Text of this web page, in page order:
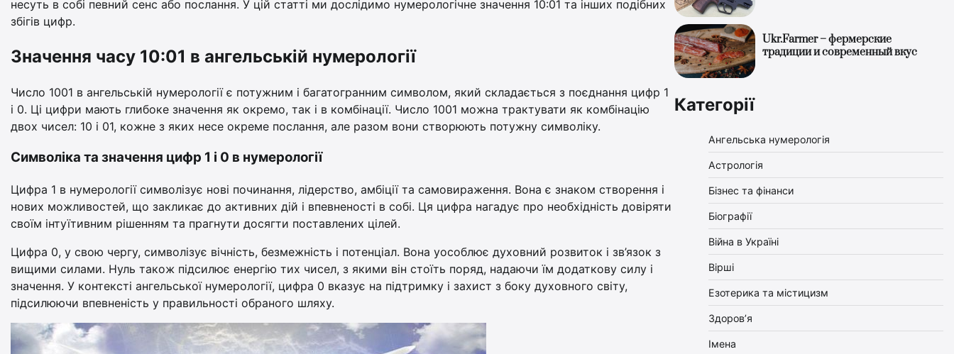
несуть в собі певний сенс або послання. У цій статті ми дослідимо нумерологічне значення 10:01 та інших подібних
збігів цифр.
Значення часу 10:01 в ангельській нумерології
Число 1001 в ангельській нумерології є потужним і багатогранним символом, який складається з поєднання цифр 1
і 0. Ці цифри мають глибоке значення як окремо, так і в комбінації. Число 1001 можна трактувати як комбінацію
двох чисел: 10 і 01, кожне з яких несе окреме послання, але разом вони створюють потужну символіку.
Символіка та значення цифр 1 і 0 в нумерології
Цифра 1 в нумерології символізує нові починання, лідерство, амбіції та самовираження. Вона є знаком створення і
нових можливостей, що закликає до активних дій і впевненості в собі. Ця цифра нагадує про необхідність довіряти
своїм інтуїтивним рішенням та прагнути досягти поставлених цілей.
Цифра 0, у свою чергу, символізує вічність, безмежність і потенціал. Вона уособлює духовний розвиток і зв’язок з
вищими силами. Нуль також підсилює енергію тих чисел, з якими він стоїть поряд, надаючи їм додаткову силу і
значення. У контексті ангельської нумерології, цифра 0 вказує на підтримку і захист з боку духовного світу,
підсилюючи впевненість у правильності обраного шляху.
Ukr.Farmer – фермерские
традиции и современный вкус
Категорії
Ангельська нумерологія
Астрологія
Бізнес та фінанси
Біографії
Війна в Україні
Вірші
Езотерика та містицизм
Здоров’я
Імена